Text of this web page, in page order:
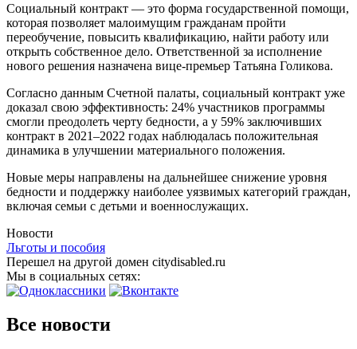
Социальный контракт — это форма государственной помощи,
которая позволяет малоимущим гражданам пройти
переобучение, повысить квалификацию, найти работу или
открыть собственное дело. Ответственной за исполнение
нового решения назначена вице-премьер Татьяна Голикова.
Согласно данным Счетной палаты, социальный контракт уже
доказал свою эффективность: 24% участников программы
смогли преодолеть черту бедности, а у 59% заключивших
контракт в 2021–2022 годах наблюдалась положительная
динамика в улучшении материального положения.
Новые меры направлены на дальнейшее снижение уровня
бедности и поддержку наиболее уязвимых категорий граждан,
включая семьи с детьми и военнослужащих.
Новости
Льготы и пособия
Перешел на другой домен citydisabled.ru
Мы в социальных сетях:
Все новости